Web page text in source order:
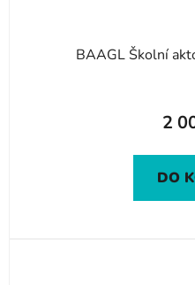
BAAGL Školní
2
DO